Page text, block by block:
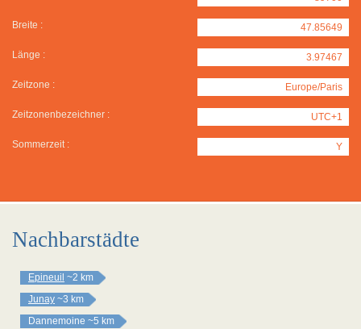
Breite : 47.85649
Länge : 3.97467
Zeitzone : Europe/Paris
Zeitzonenbezeichner : UTC+1
Sommerzeit : Y
Nachbarstädte
Epineuil ~2 km
Junay ~3 km
Dannemoine ~5 km